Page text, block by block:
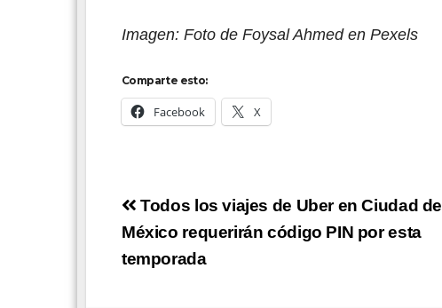
Imagen: Foto de Foysal Ahmed en Pexels
Comparte esto:
Facebook X
Navegación
de
entradas
Todos los viajes de Uber en Ciudad de
México requerirán código PIN por esta
temporada